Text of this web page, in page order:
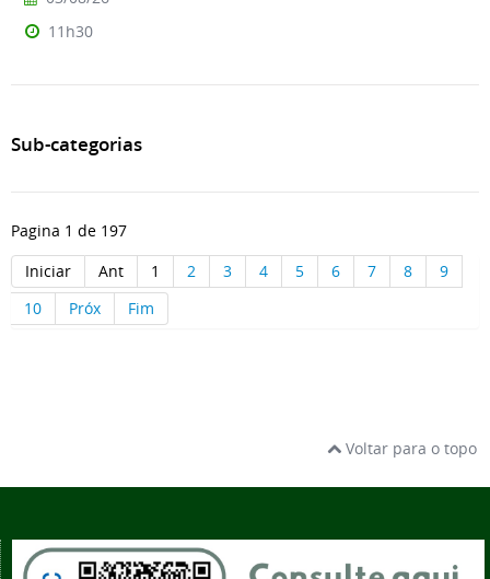
11h30
Sub-categorias
Pagina 1 de 197
Iniciar
Ant 1 2 3 4 5 6 7 8
9
10
Próx Fim
Voltar para o topo